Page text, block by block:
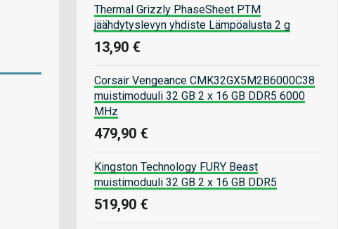
Thermal Grizzly PhaseSheet PTM
jäähdytyslevyn yhdiste Lämpöalusta 2 g
13,90 €
Corsair Vengeance CMK32GX5M2B6000C38
muistimoduuli 32 GB 2 x 16 GB DDR5 6000
MHz
479,90 €
Kingston Technology FURY Beast
muistimoduuli 32 GB 2 x 16 GB DDR5
519,90 €